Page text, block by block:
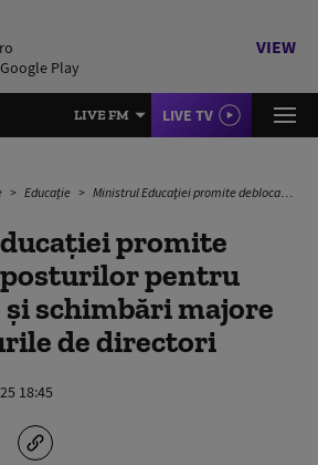
Google Play
VIEW
LIVE FM LIVE TV
Educație Ministrul Educației promite deblocarea posturilor pentru titularizare și schimbări majore în concursurile de directori
promite
posturilor pentru
schimbări majore
de directori
18:45